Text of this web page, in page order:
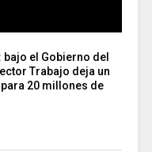
bajo el Gobierno del
Trabajo deja un
20 millones de